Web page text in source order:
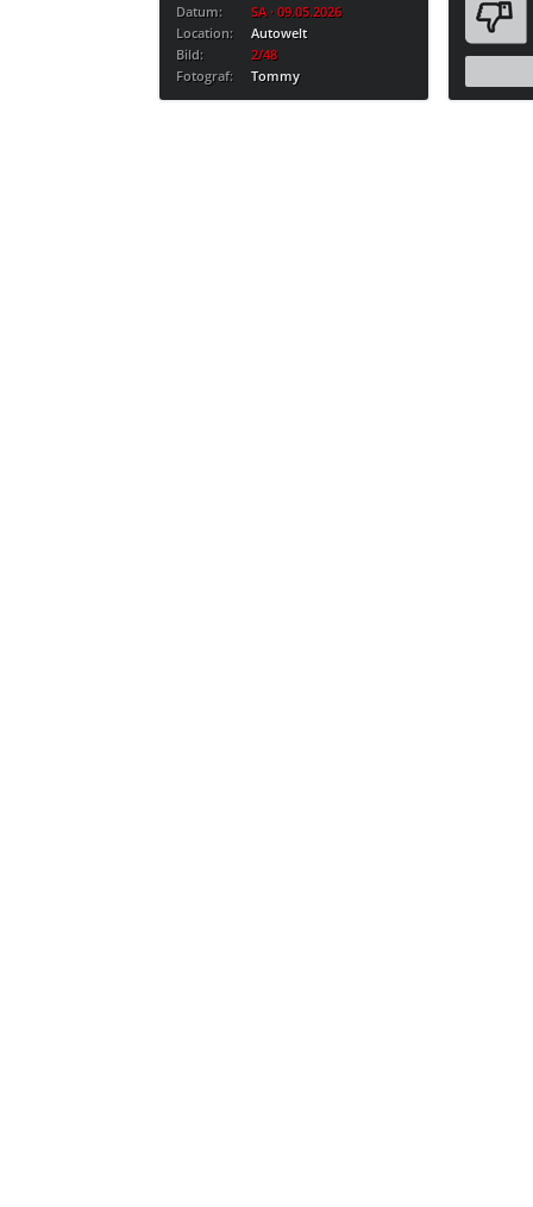
Datum:
SA · 09.05.2026
Location:
Autowelt
Bild:
2/48
Fotograf:
Tommy